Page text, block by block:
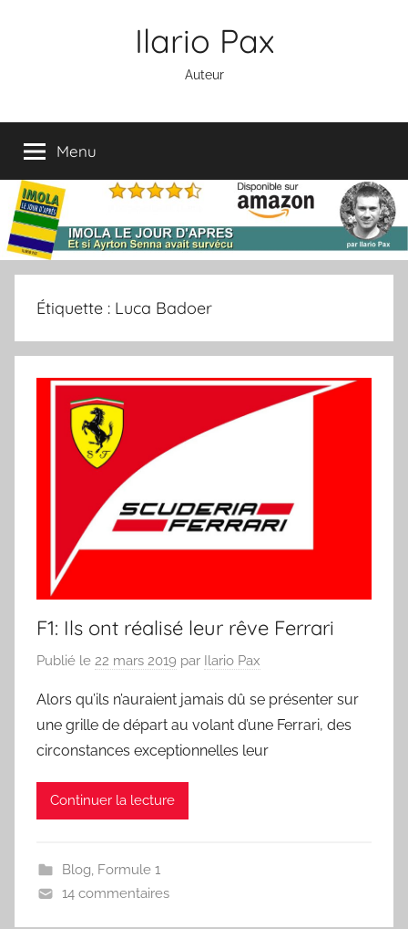
Ilario Pax
Auteur
Menu
Étiquette : Luca Badoer
F1: Ils ont réalisé leur rêve Ferrari
Publié le 22 mars 2019 par Ilario Pax
Alors qu’ils n’auraient jamais dû se présenter sur
une grille de départ au volant d’une Ferrari, des
circonstances exceptionnelles leur
Continuer la lecture
Blog, Formule 1
14 commentaires